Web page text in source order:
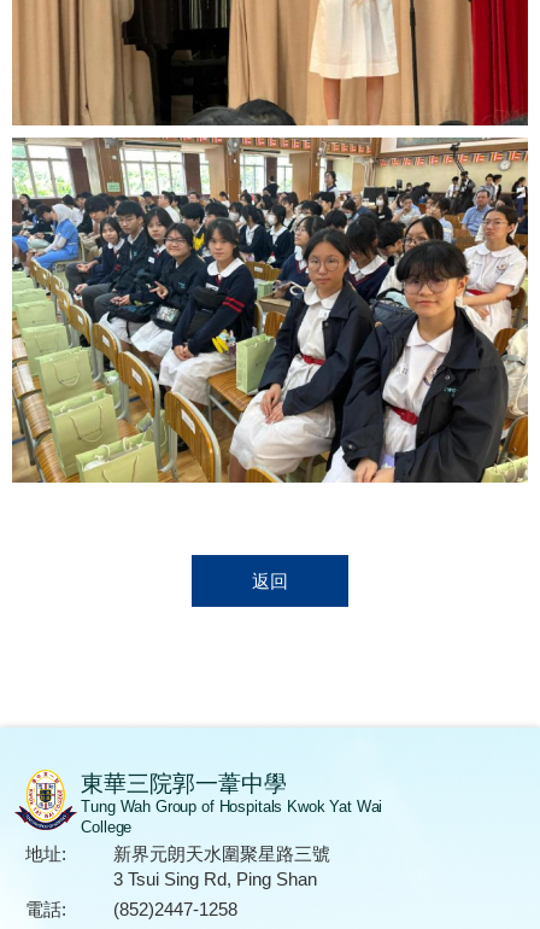
返回
東華三院郭一葦中學
Tung Wah Group of Hospitals Kwok Yat Wai
College
地址:
新界元朗天水圍聚星路三號
3 Tsui Sing Rd, Ping Shan
電話:
(852)2447-1258